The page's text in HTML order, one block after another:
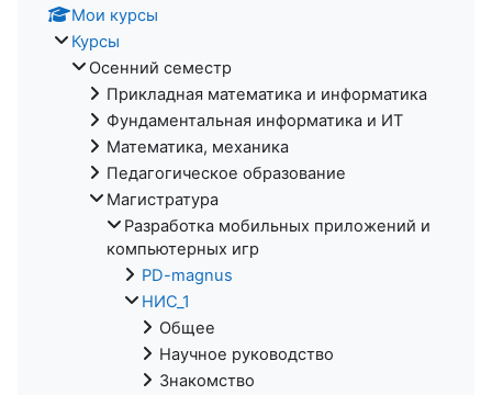
Мои курсы
Курсы
Осенний семестр
Прикладная математика и информатика
Фундаментальная информатика и ИТ
Математика, механика
Педагогическое образование
Магистратура
Разработка мобильных приложений и
компьютерных игр
PD-magnus
НИС_1
Общее
Научное руководство
Знакомство